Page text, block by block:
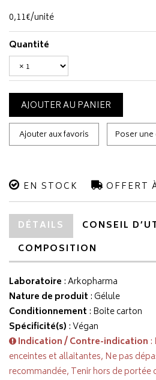
0,11€/unité
Quantité
AJOUTER AU PANIER
Ajouter aux favoris Poser
EN STOCK OFFERT
DÉTAILS
CONSEIL
COMPOSITION
Laboratoire :Arkopharma
Nature de produit : Gélule
Conditionnement : Boite carton
Spécificité(s) : Végan
Indication / Contre-indication :
enceintes et allaitantes, Ne pas
recommandée, Tenir hors de portée